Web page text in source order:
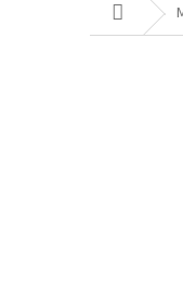
Domů